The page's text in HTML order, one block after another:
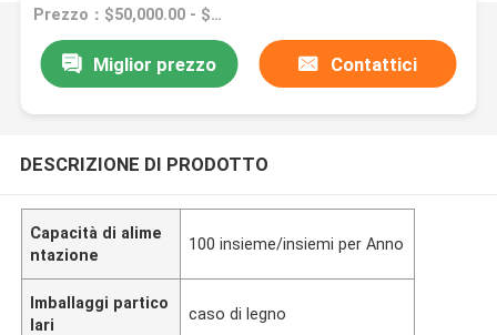
Prezzo：$50,000.00 - $120,000.00/sets
Miglior prezzo Contattici
DESCRIZIONE DI PRODOTTO
Capacità di alime
ntazione
100 insieme/insiemi per Anno
Imballaggi partico
lari
caso di legno